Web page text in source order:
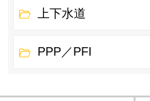
上下水道
PPP／PFI